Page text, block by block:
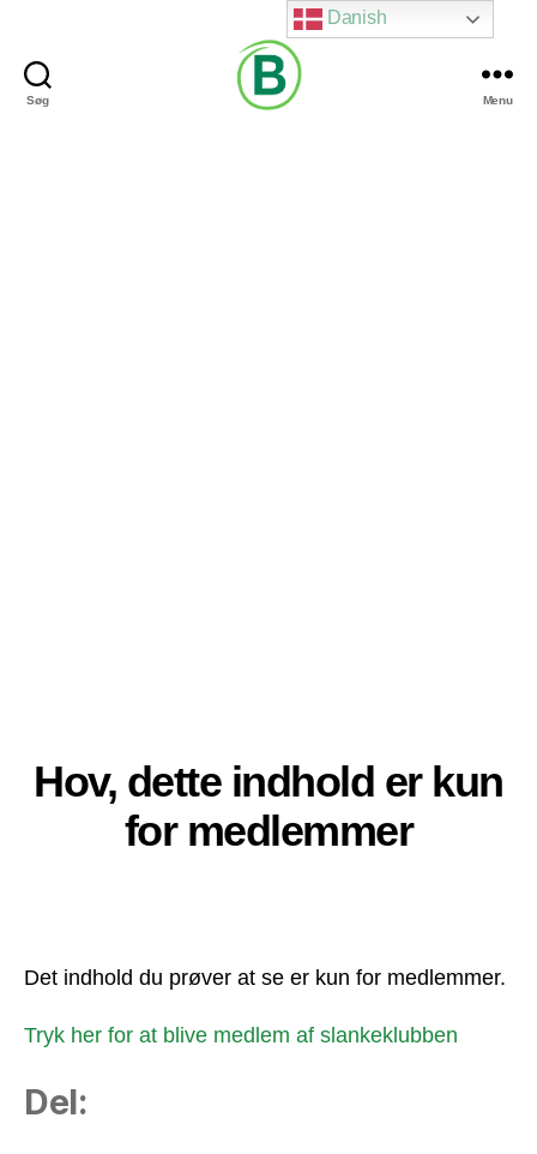
Søg Menu
Hov, dette indhold er kun
for medlemmer
Det indhold du prøver at se er kun for medlemmer.
Tryk her for at blive medlem af slankeklubben
Del:
Danish